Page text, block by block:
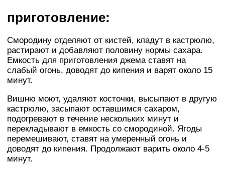
приготовление:
Смородину отделяют от кистей, кладут в кастрюлю,
растирают и добавляют половину нормы сахара.
Емкость для приготовления джема ставят на
слабый огонь, доводят до кипения и варят около 15
минут.
Вишню моют, удаляют косточки, высыпают в другую
кастрюлю, засыпают оставшимся сахаром,
подогревают в течение нескольких минут и
перекладывают в емкость со смородиной. Ягоды
перемешивают, ставят на умеренный огонь и
доводят до кипения. Продолжают варить около 4-5
минут.